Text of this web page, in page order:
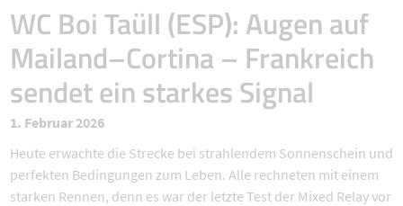
WC Boi Taüll (ESP): Augen auf
Mailand–Cortina – Frankreich
sendet ein starkes Signal
1. Februar 2026
Heute erwachte die Strecke bei strahlendem Sonnenschein und
perfekten Bedingungen zum Leben. Alle rechneten mit einem
starken Rennen, denn es war der letzte Test der Mixed Relay vor